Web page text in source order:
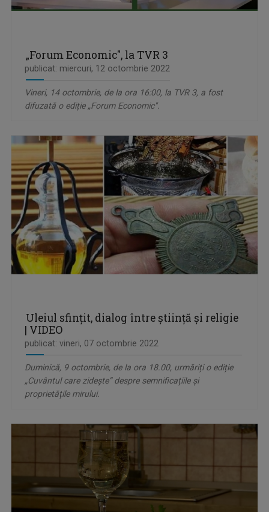
„Forum Economic", la TVR 3
publicat: miercuri, 12 octombrie 2022
Vineri, 14 octombrie, de la ora 16:00, la TVR 3, a fost
difuzată o ediție „Forum Economic".
Uleiul sfințit, dialog între știință și religie
| VIDEO
publicat: vineri, 07 octombrie 2022
Duminică, 9 octombrie, de la ora 18.00, urmăriți o ediție
„Cuvântul care zidește” despre semnificațiile și
proprietățile mirului.